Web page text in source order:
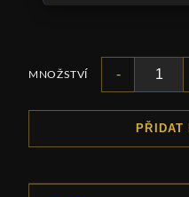
MNOŽSTVÍ -
PŘIDAT